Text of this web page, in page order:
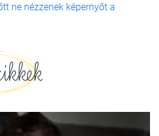
ne nézzenek képernyőt a